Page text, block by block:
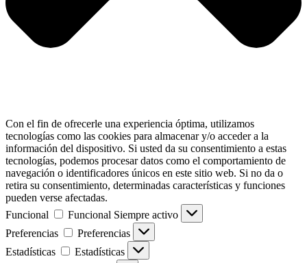
Con el fin de ofrecerle una experiencia óptima, utilizamos
tecnologías como las cookies para almacenar y/o acceder a la
información del dispositivo. Si usted da su consentimiento a estas
tecnologías, podemos procesar datos como el comportamiento de
navegación o identificadores únicos en este sitio web. Si no da o
retira su consentimiento, determinadas características y funciones
pueden verse afectadas.
Funcional
Funcional Siempre activo
Preferencias
Preferencias
Estadísticas
Estadísticas